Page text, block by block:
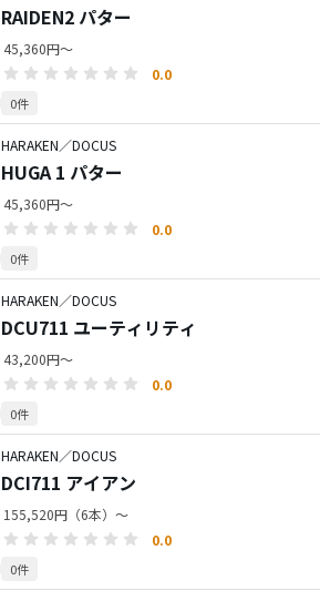
RAIDEN2 パター
45,360円～
0.0
0件
HARAKEN／DOCUS
HUGA 1 パター
45,360円～
0.0
0件
HARAKEN／DOCUS
DCU711 ユーティリティ
43,200円～
0.0
0件
HARAKEN／DOCUS
DCI711 アイアン
155,520円（6本）～
0.0
0件